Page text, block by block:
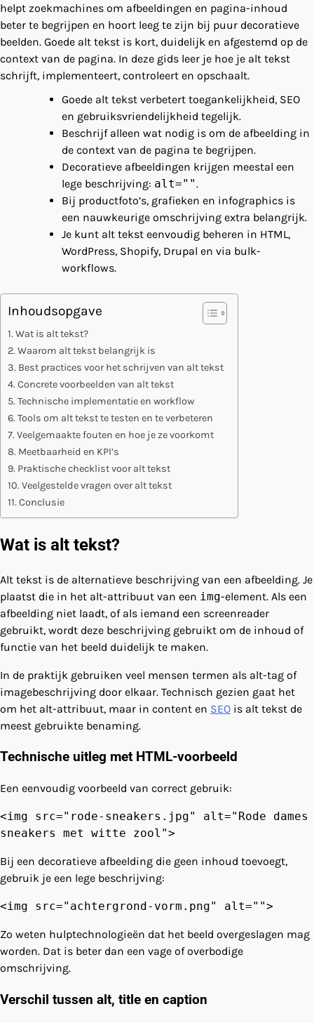
helpt zoekmachines om afbeeldingen en pagina-inhoud
beter te begrijpen en hoort leeg te zijn bij puur decoratieve
beelden. Goede alt tekst is kort, duidelijk en afgestemd op de
context van de pagina. In deze gids leer je hoe je alt tekst
schrijft, implementeert, controleert en opschaalt.
Goede alt tekst verbetert toegankelijkheid, SEO
en gebruiksvriendelijkheid tegelijk.
Beschrijf alleen wat nodig is om de afbeelding in
de context van de pagina te begrijpen.
Decoratieve afbeeldingen krijgen meestal een
lege beschrijving: alt="".
Bij productfoto’s, grafieken en infographics is
een nauwkeurige omschrijving extra belangrijk.
Je kunt alt tekst eenvoudig beheren in HTML,
WordPress, Shopify, Drupal en via bulk-
workflows.
Inhoudsopgave
Wat is alt tekst?
Waarom alt tekst belangrijk is
Best practices voor het schrijven van alt tekst
Concrete voorbeelden van alt tekst
Technische implementatie en workflow
Tools om alt tekst te testen en te verbeteren
Veelgemaakte fouten en hoe je ze voorkomt
Meetbaarheid en KPI’s
Praktische checklist voor alt tekst
Veelgestelde vragen over alt tekst
Conclusie
Wat is alt tekst?
Alt tekst is de alternatieve beschrijving van een afbeelding. Je
plaatst die in het alt-attribuut van een img-element. Als een
afbeelding niet laadt, of als iemand een screenreader
gebruikt, wordt deze beschrijving gebruikt om de inhoud of
functie van het beeld duidelijk te maken.
In de praktijk gebruiken veel mensen termen als alt-tag of
imagebeschrijving door elkaar. Technisch gezien gaat het
om het alt-attribuut, maar in content en SEO is alt tekst de
meest gebruikte benaming.
Technische uitleg met HTML-voorbeeld
Een eenvoudig voorbeeld van correct gebruik:
<img src="rode-sneakers.jpg" alt="Rode dames
sneakers met witte zool">
Bij een decoratieve afbeelding die geen inhoud toevoegt,
gebruik je een lege beschrijving:
<img src="achtergrond-vorm.png" alt="">
Zo weten hulptechnologieën dat het beeld overgeslagen mag
worden. Dat is beter dan een vage of overbodige
omschrijving.
Verschil tussen alt, title en caption